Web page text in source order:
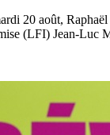
20 août,
(LFI) Jean-Luc